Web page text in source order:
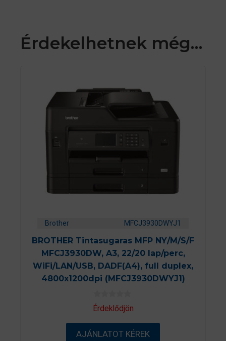
Érdekelhetnek még…
Brother MFCJ3930DWYJ1
BROTHER Tintasugaras MFP NY/M/S/F
MFCJ3930DW, A3, 22/20 lap/perc,
WiFi/LAN/USB, DADF(A4), full duplex,
4800x1200dpi (MFCJ3930DWYJ1)
0
a
-
Érdeklődjön
AJÁNLATOT KÉREK